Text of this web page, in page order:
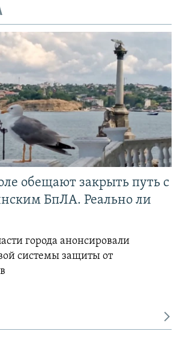
обещают закрыть путь с
БпЛА. Реально ли
города анонсировали
системы защиты от